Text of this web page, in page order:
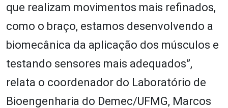
que realizam movimentos mais refinados,
como o braço, estamos desenvolvendo a
biomecânica da aplicação dos músculos e
testando sensores mais adequados”,
relata o coordenador do Laboratório de
Bioengenharia do Demec/UFMG, Marcos